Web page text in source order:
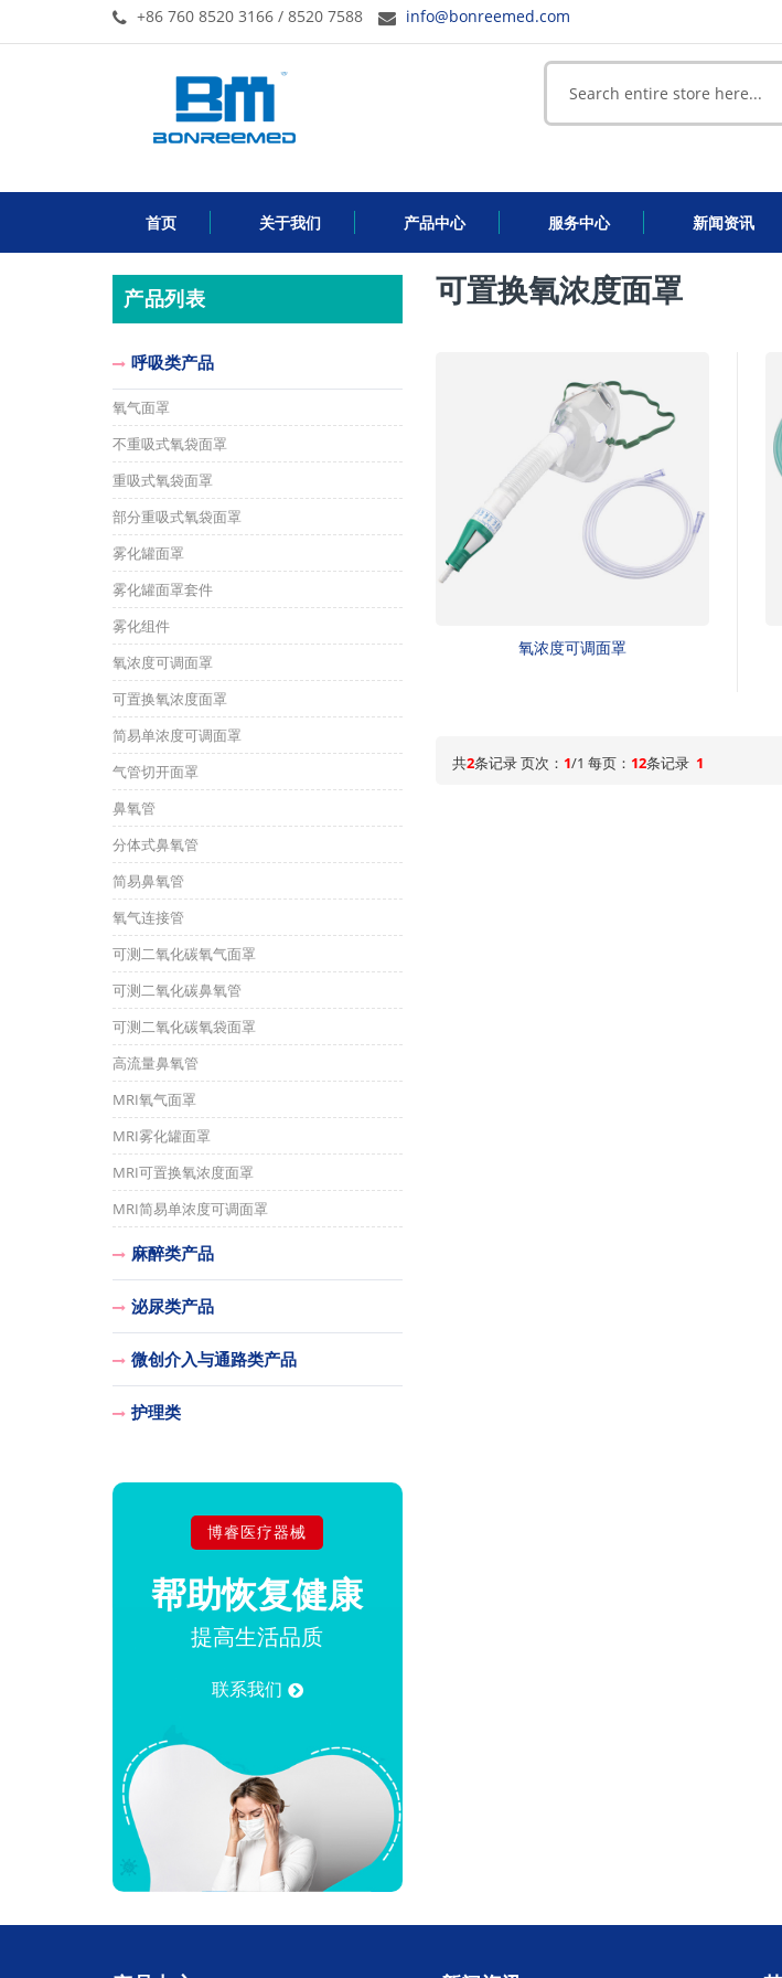
+86 760 8520 3166 / 8520 7588 info@bonreemed.com
首页 关于我们 产品中心 服务中心 新闻资讯
可置换氧浓度面罩
氧浓度可调面罩
共2条记录 页次： 1/1 每页： 12条记录 1
产品列表
呼吸类产品
氧气面罩
不重吸式氧袋面罩
重吸式氧袋面罩
部分重吸式氧袋面罩
雾化罐面罩
雾化罐面罩套件
雾化组件
氧浓度可调面罩
可置换氧浓度面罩
简易单浓度可调面罩
气管切开面罩
鼻氧管
分体式鼻氧管
简易鼻氧管
氧气连接管
可测二氧化碳氧气面罩
可测二氧化碳鼻氧管
可测二氧化碳氧袋面罩
高流量鼻氧管
MRI氧气面罩
MRI雾化罐面罩
MRI可置换氧浓度面罩
MRI简易单浓度可调面罩
麻醉类产品
泌尿类产品
微创介入与通路类产品
护理类
博睿医疗器械
帮助恢复健康
提高生活品质
联系我们